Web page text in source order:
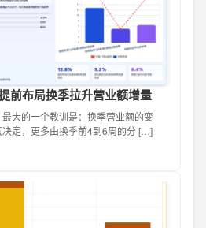
前布局换季拉升营业额增量
大的一个教训是：换季营业额的变
定，更多由换季前4到6周的分 […]